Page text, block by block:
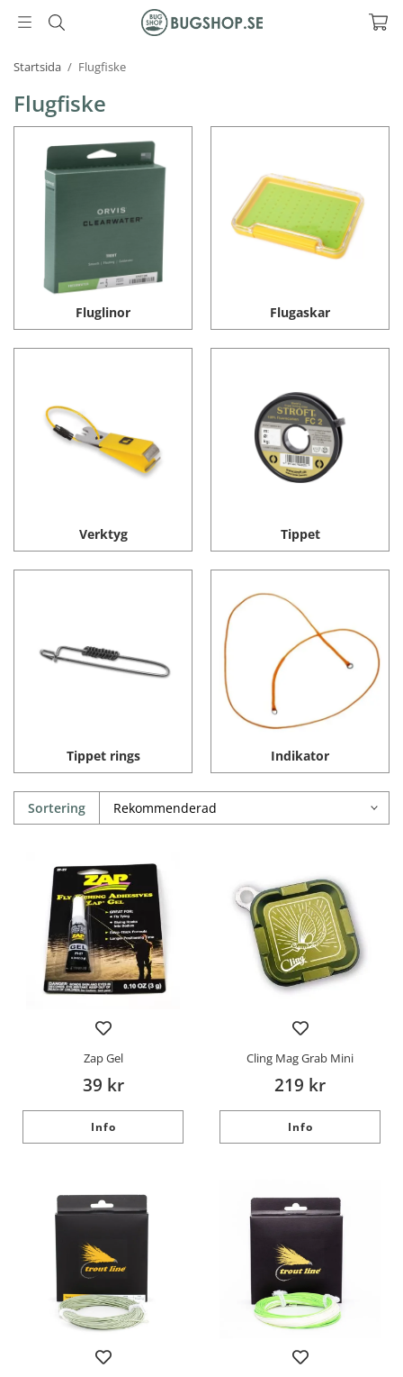
Startsida / Flugfiske
Flugfiske
Fluglinor Flugaskar
Verktyg Tippet
Tippet rings Indikator
Sortering
Zap Gel
39 kr
Info
Cling Mag Grab Mini
219 kr
Info